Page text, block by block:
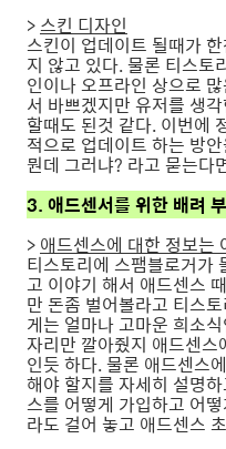
>스킨 디자인
스킨이 업데이트 될때가
지 않고 있다. 물론 티스토
인이나 오프라인 상으로
서 바쁘겠지만 유저를 생
할때도 된것 같다. 이번에
적으로 업데이트 하는 방
뭔데 그러냐? 라고 묻는다
3. 애드센서를 위한 배려
> 애드센스에 대한 정보는
티스토리에 스팸블로거가
고 이야기 해서 애드센스
만 돈좀 벌어볼라고 티스
게는 얼마나 고마운 희소
자리만 깔아줬지 애드센
인듯 하다. 물론 애드센스
해야 할지를 자세히 설명
스를 어떻게 가입하고 어
라도 걸어 놓고 애드센스